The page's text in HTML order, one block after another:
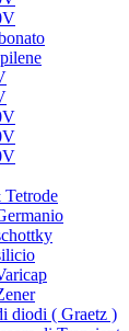
diodi ( Graetz )